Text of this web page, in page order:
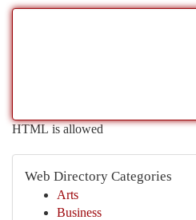
HTML is allowed
Web Directory Categories
Arts
Business